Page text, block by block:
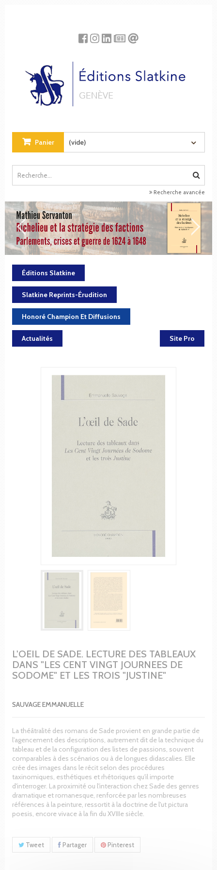
Panier (vide)
Recherche avancée
Éditions Slatkine
Slatkine Reprints-Érudition
Honoré Champion Et Diffusions
Actualités Site Pro
L'OEIL DE SADE. LECTURE DES TABLEAUX
DANS "LES CENT VINGT JOURNEES DE
SODOME" ET LES TROIS "JUSTINE"
SAUVAGE EMMANUELLE
La théâtralité des romans de Sade provient en grande partie de
l'agencement des descriptions, autrement dit de la technique du
tableau et de la configuration des listes de passions, souvent
comparables à des scénarios ou à de longues didascalies. Elle
crée des images dans le récit selon des procédures
taxinomiques, esthétiques et rhétoriques qu'il importe
d'interroger. La proximité ou l'interaction chez Sade des genres
dramatique et romanesque, renforcée par les nombreuses
références à la peinture, ressortit à la doctrine de l'ut pictura
poesis, encore vivace à la fin du XVIIIe siècle.
Tweet Partager Pinterest